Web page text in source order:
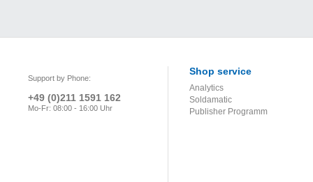
Support by Phone:
+49 (0)211 1591 162
Mo-Fr: 08:00 - 16:00 Uhr
Shop service
Analytics
Soldamatic
Publisher Programm